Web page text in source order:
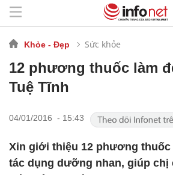
Khỏe - Đẹp Sức khỏe
12 phương thuốc làm
Tuệ Tĩnh
04/01/2016 - 15:43
Xin giới thiệu 12 phương thuốc
tác dụng dưỡng nhan, giúp chị